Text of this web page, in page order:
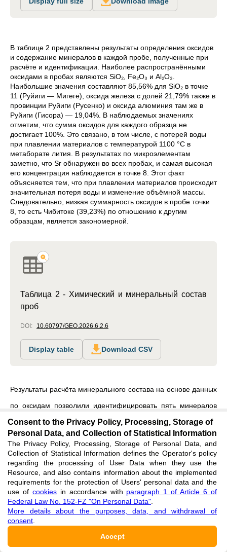
В таблице 2 представлены результаты определения оксидов
и содержание минералов в каждой пробе, полученные при
расчёте и идентификации. Наиболее распространёнными
оксидами в пробах являются SiO₂, Fe₂O₃ и Al₂O₃.
Наибольшие значения составляют 85,56% для SiO₂ в точке
11 (Руйиги — Мигеге), оксида железа с долей 21,79% также в
провинции Руйиги (Русенко) и оксида алюминия там же в
Руйиги (Гисора) — 19,04%. В наблюдаемых значениях
отметим, что сумма оксидов для каждого образца не
достигает 100%. Это связано, в том числе, с потерей воды
при плавлении материалов с температурой 1100 °C в
метаборате лития. В результатах по микроэлементам
заметно, что Sr обнаружен во всех пробах, и самая высокая
его концентрация наблюдается в точке 8. Этот факт
объясняется тем, что при плавлении материалов происходит
значительная потеря воды и изменение объёмной массы.
Следовательно, низкая суммарность оксидов в пробе точки
8, то есть Чибитоке (39,23%) по отношению к другим
образцам, является закономерной.
Таблица 2 - Химический и минеральный состав
проб
DOI: 10.60797/GEO.2026.6.2.6
Display table Download CSV
Результаты расчёта минерального состава на основе данных
по оксидам позволили идентифицировать пять минералов
(см. табл. 2). Наиболее распространёнными во всех пробах
являются ортоклаз, полевой шпат и кварц. Наибольшая
концентрация ортоклаза обнаружена в точке 5, полевого
шпата — в точке 9, а кварца — в точке 11. Значительное
количество каолинита выявлено в провинцииРуйигив точках
2 и 10, тогда как альбит отмечается в Мамба (Муйинга) в
точке 9 и в Руйиги (точки 7 и 11). Таким образом, в
обнаружены все минералы, причём точка
Consent to the Privacy Policy, Processing, Storage of
Personal Data, and Collection of Statistical Information
The Privacy Policy, Processing, Storage of Personal Data, and
Collection of Statistical Information defines the Operator's policy
regarding the processing of User Data when they use the
Resource, and also contains information about the implemented
requirements for the protection of Users' personal data and the
use of cookiesin accordance with paragraph 1 of Article 6 of
Federal Law No. 152-FZ "On Personal Data"
More details about the purposes, data, and withdrawal of
consent
Accept